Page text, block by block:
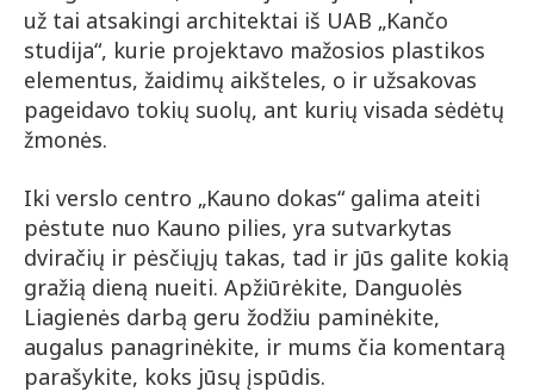
už tai atsakingi architektai iš UAB „Kančo
studija“, kurie projektavo mažosios plastikos
elementus, žaidimų aikšteles, o ir užsakovas
pageidavo tokių suolų, ant kurių visada sėdėtų
žmonės.
Iki verslo centro „Kauno dokas“ galima ateiti
pėstute nuo Kauno pilies, yra sutvarkytas
dviračių ir pėsčiųjų takas, tad ir jūs galite kokią
gražią dieną nueiti. Apžiūrėkite, Danguolės
Liagienės darbą geru žodžiu paminėkite,
augalus panagrinėkite, ir mums čia komentarą
parašykite, koks jūsų įspūdis.